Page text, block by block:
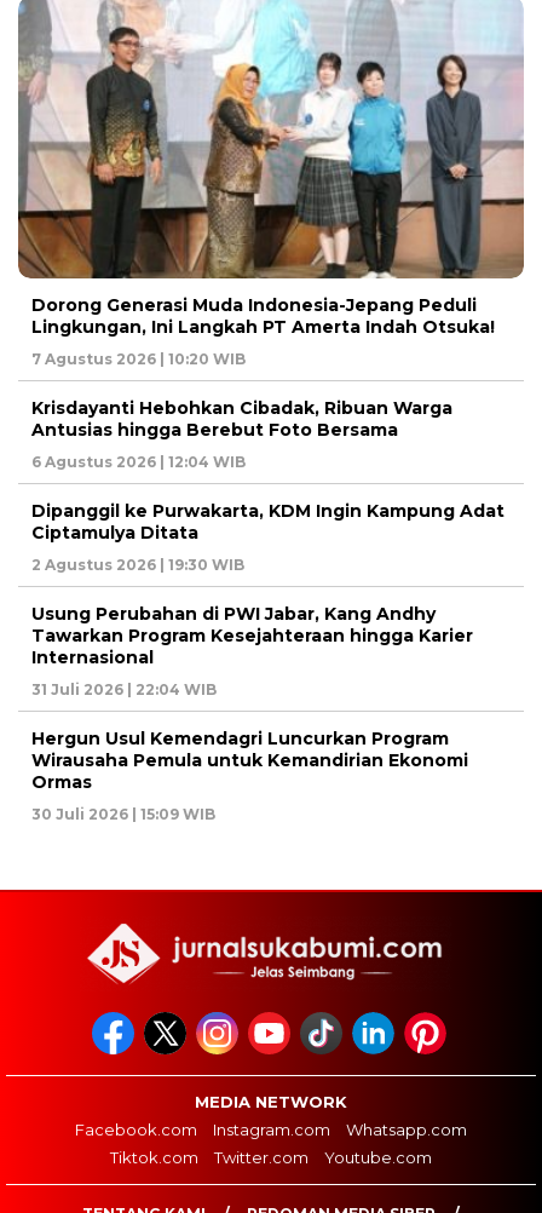
Dorong Generasi Muda Indonesia-Jepang Peduli
Lingkungan, Ini Langkah PT Amerta Indah Otsuka!
7 Agustus 2026 | 10:20 WIB
Krisdayanti Hebohkan Cibadak, Ribuan Warga
Antusias hingga Berebut Foto Bersama
6 Agustus 2026 | 12:04 WIB
Dipanggil ke Purwakarta, KDM Ingin Kampung Adat
Ciptamulya Ditata
2 Agustus 2026 | 19:30 WIB
Usung Perubahan di PWI Jabar, Kang Andhy
Tawarkan Program Kesejahteraan hingga Karier
Internasional
31 Juli 2026 | 22:04 WIB
Hergun Usul Kemendagri Luncurkan Program
Wirausaha Pemula untuk Kemandirian Ekonomi
Ormas
30 Juli 2026 | 15:09 WIB
MEDIA NETWORK
Facebook.com
Instagram.com
Whatsapp.com
Tiktok.com
Twitter.com Youtube.com